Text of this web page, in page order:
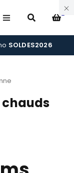
0
SOLDES2026